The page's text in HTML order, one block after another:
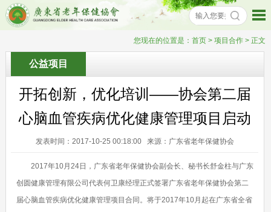
您现在的位置是：首页 > 项目合作 > 正文
公益项目
开拓创新，优化培训——协会第二届
心脑血管疾病优化健康管理项目启动
发表时间：2017-10-25 00:18:00 来源：广东省老年保健协会
2017年10月24日，广东省老年保健协会副会长、秘书长舒金柱与广东
创圆健康管理有限公司代表何卫康经理正式签署广东省老年保健协会第二
届心脑血管疾病优化健康管理项目合同。将于2017年10月起在广东省全省